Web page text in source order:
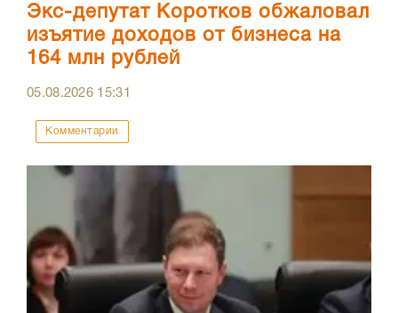
Экс-депутат Коротков обжаловал
изъятие доходов от бизнеса на
164 млн рублей
05.08.2026 15:31
Комментарии